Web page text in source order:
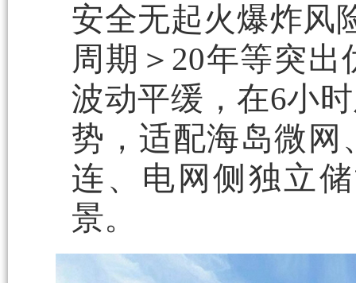
安全无起火爆炸风
周期＞20年等突
波动平缓，在6小
势，适配海岛微网
连、电网侧独立
景。